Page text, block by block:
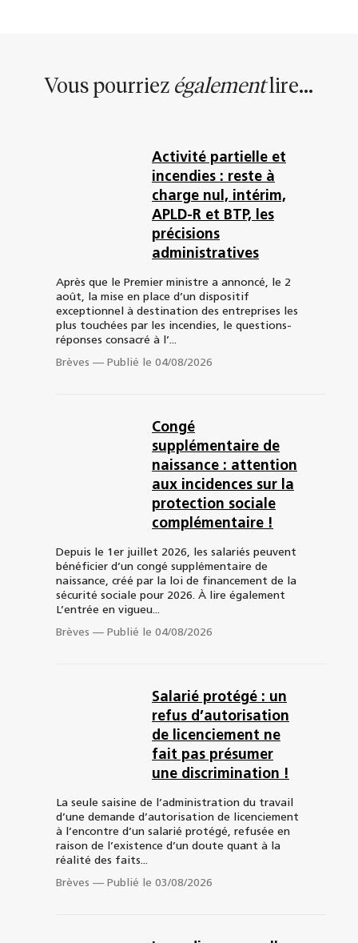
Vous pourriez égalementlire...
Activité partielle et
incendies : reste à
charge nul, intérim,
APLD-R et BTP, les
précisions
administratives
Après que le Premier ministre a annoncé, le 2
août, la mise en place d’un dispositif
exceptionnel à destination des entreprises les
plus touchées par les incendies, le questions-
réponses consacré à l’...
Brèves — Publié le 04/08/2026
Congé
supplémentaire de
naissance : attention
aux incidences sur la
protection sociale
complémentaire !
Depuis le 1er juillet 2026, les salariés peuvent
bénéficier d’un congé supplémentaire de
naissance, créé par la loi de financement de la
sécurité sociale pour 2026. À lire également
L’entrée en vigueu...
Brèves — Publié le 04/08/2026
Salarié protégé : un
refus d’autorisation
de licenciement ne
fait pas présumer
une discrimination !
La seule saisine de l’administration du travail
d’une demande d’autorisation de licenciement
à l’encontre d’un salarié protégé, refusée en
raison de l’existence d’un doute quant à la
réalité des faits...
Brèves — Publié le 03/08/2026